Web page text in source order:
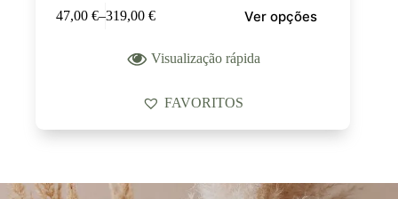
47,00 €–319,00 € Ver opções
Visualização rápida
FAVORITOS